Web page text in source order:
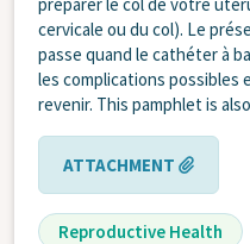
cervicale ou du col). Le
passe quand le cathéter à
les complications possibles
revenir. This pamphlet is
ATTACHMENT
Reproductive Health